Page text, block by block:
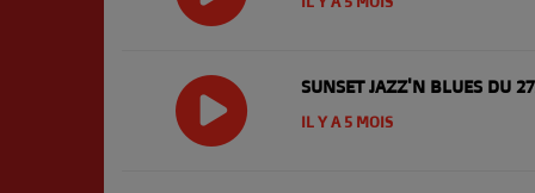
SUNSET JAZZ'N BLUES DU
IL Y A 5 MOIS